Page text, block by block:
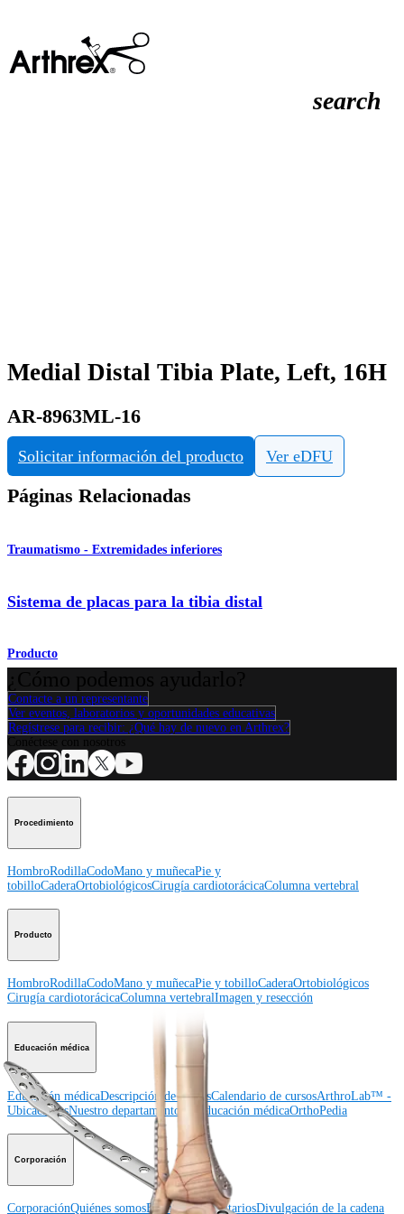
search
Medial Distal Tibia Plate, Left, 16H
AR-8963ML-16
Solicitar información del producto Ver eDFU
Páginas Relacionadas
Traumatismo - Extremidades inferiores
Sistema de placas para la tibia distal
Producto
Contacte a un representante
Ver eventos, laboratorios y oportunidades educativas
Regístrese para recibir: ¿Qué hay de nuevo en Arthrex?
Procedimiento
HombroRodillaCodoMano y muñecaPie y
tobilloCaderaOrtobiológicosCirugía cardiotorácicaColumna vertebral
Producto
HombroRodillaCodoMano y muñecaPie y tobilloCaderaOrtobiológicos
Cirugía cardiotorácicaColumna vertebralImagen y resección
Educación médica
Educación médicaDescripción de cursosCalendario de cursosArthroLab™ -
UbicacionesNuestro departamento de educación médicaOrthoPedia
Corporación
CorporaciónQuiénes somosEventos comunitariosDivulgación de la cadena